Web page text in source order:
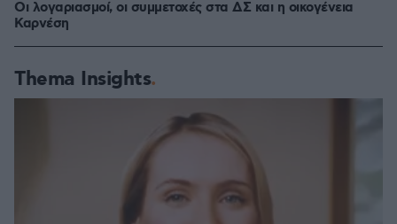
Οι λογαριασμοί, οι συμμετοχές στα ΔΣ και η οικογένεια
Καρνέση
Thema Insights